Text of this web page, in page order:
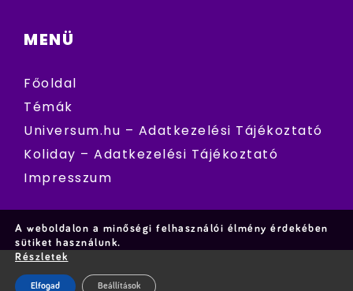
MENÜ
Főoldal
Témák
Universum.hu – Adatkezelési Tájékoztató
Koliday – Adatkezelési Tájékoztató
Impresszum
A weboldalon a minőségi felhasználói élmény érdekében
sütiket használunk.
Részletek
Elfogad Beállítások